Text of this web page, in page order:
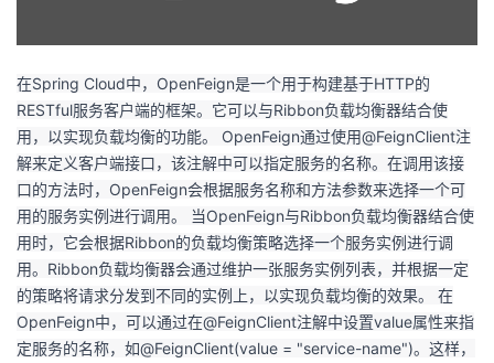
的
博
客
我
的
论
坛
我
的
圈
子
我
的
直
播
我
的
活
我
的
我
在Spring Cloud中，OpenFeign是一个用于构建基于HTTP的
RESTful服务客户端的框架。它可以与Ribbon负载均衡器结合使
用，以实现负载均衡的功能。 OpenFeign通过使用@FeignClient注
解来定义客户端接口，该注解中可以指定服务的名称。在调用该接
口的方法时，OpenFeign会根据服务名称和方法参数来选择一个可
用的服务实例进行调用。 当OpenFeign与Ribbon负载均衡器结合使
用时，它会根据Ribbon的负载均衡策略选择一个服务实例进行调
用。Ribbon负载均衡器会通过维护一张服务实例列表，并根据一定
的策略将请求分发到不同的实例上，以实现负载均衡的效果。 在
OpenFeign中，可以通过在@FeignClient注解中设置value属性来指
定服务的名称，如@FeignClient(value = "service-name")。这样，